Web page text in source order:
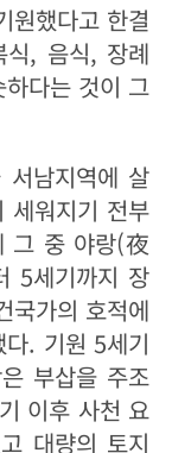
원했다고 한결
식, 음식, 장례
다는 것이 그
남지역에 살
워지기 전부
그 중 야랑(夜
5세기까지 장
국가의 호적에
. 기원 5세기
부삽을 주조
이후 사천 요
대량의 토지